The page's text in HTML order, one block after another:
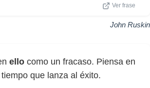
Ver frase
John Ruskin
ello como un fracaso. Piensa en
que lanza al éxito.